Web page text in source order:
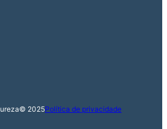
© 2025Política de privacidade